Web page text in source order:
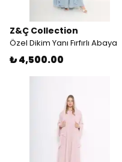
Z&Ç Collection
Özel Dikim Yanı Fırfırlı Abaya
₺ 4,500.00